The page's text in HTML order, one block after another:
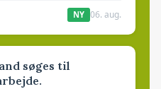
NY 06. aug.
søges til